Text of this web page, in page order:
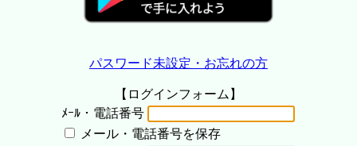
パスワード未設定・お忘れの方
【ログインフォーム】
ﾒｰﾙ・電話番号
メール・電話番号を保存